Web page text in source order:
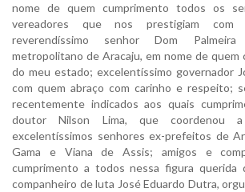
nome de quem cumprimento todos os
vereadores que nos prestigiam com
reverendíssimo senhor Dom Palmeira
metropolitano de Aracaju, em nome de quem
do meu estado; excelentíssimo governador
com quem abraço com carinho e respeito;
recentemente indicados aos quais
doutor Nilson Lima, que coordenou
excelentíssimos senhores ex-prefeitos de
Gama e Viana de Assis; amigos e
cumprimento a todos nessa figura querida
companheiro de luta José Eduardo Dutra,